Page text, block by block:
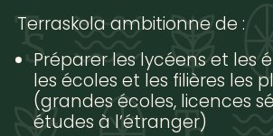
Terraskola ambitionne de :
Préparer les lycéens et les
les écoles et les filières les
(grandes écoles, licences
études à l’étranger)